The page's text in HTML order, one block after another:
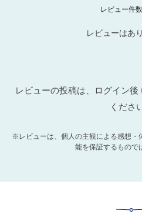
レビュー件
レビューはあ
レビューの投稿は、ログイン後
くださ
※レビューは、個人の主観による感想・
能を保証するもので